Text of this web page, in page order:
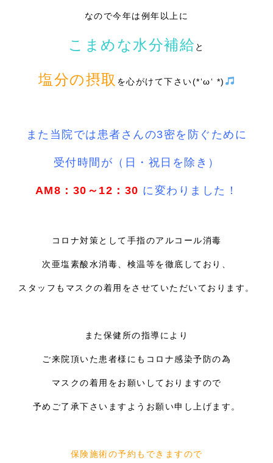
なので今年は例年以上に
こまめな水分補給 と
塩分の摂取 を心がけて下さい(*‘ω‘ *)
また当院では患者さんの3密を防ぐために
受付時間が（日・祝日を除き）
AM8：30～12：30 に変わりました！
コロナ対策として手指のアルコール消毒
次亜塩素酸水消毒、検温等を徹底しており、
スタッフもマスクの着用をさせていただいております。
また保健所の指導により
ご来院頂いた患者様にもコロナ感染予防の為
マスクの着用をお願いしておりますので
予めご了承下さいますようお願い申し上げます。
保険施術の予約もできますので